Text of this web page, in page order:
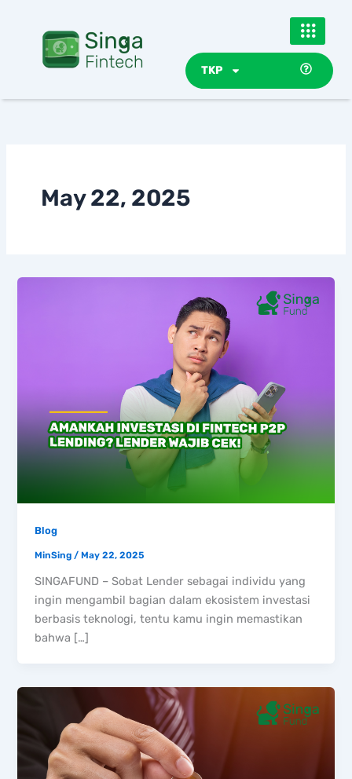
TKP
May 22, 2025
Blog
MinSing /May 22, 2025
SINGAFUND – Sobat Lender sebagai individu yang
ingin mengambil bagian dalam ekosistem investasi
berbasis teknologi, tentu kamu ingin memastikan
bahwa […]